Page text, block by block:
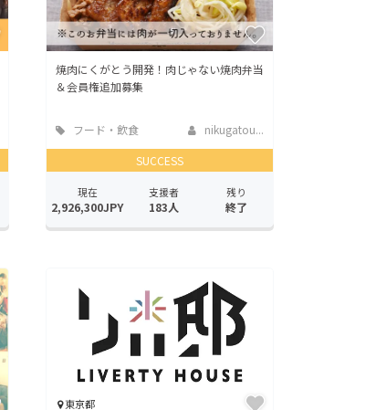
焼肉にくがとう開発！肉じゃない焼肉弁当
＆会員権追加募集
フード・飲食
店
nikugatou...
SUCCESS
現在
2,926,300JPY
支援者
183人
残り
終了
東京都